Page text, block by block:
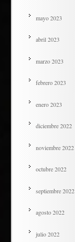
mayo 2023
abril 2023
marzo 2023
febrero 2023
enero 2023
diciembre 2022
noviembre 2022
octubre 2022
septiembre 2022
agosto 2022
julio 2022